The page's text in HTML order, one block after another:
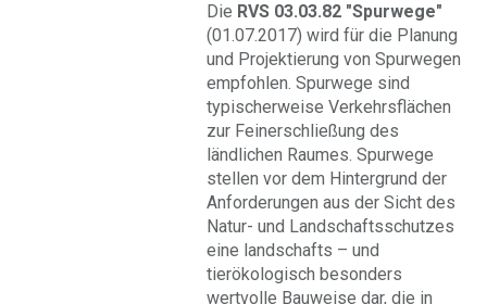
Die RVS 03.03.82 "Spurwege"
(01.07.2017) wird für die Planung
und Projektierung von Spurwegen
empfohlen. Spurwege sind
typischerweise Verkehrsflächen
zur Feinerschließung des
ländlichen Raumes. Spurwege
stellen vor dem Hintergrund der
Anforderungen aus der Sicht des
Natur- und Landschaftsschutzes
eine landschafts – und
tierökologisch besonders
wertvolle Bauweise dar, die in